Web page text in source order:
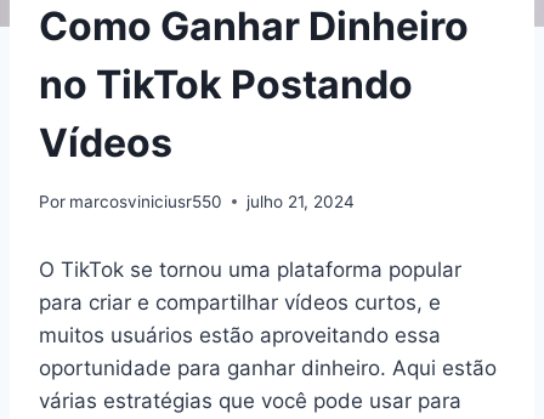
Como Ganhar Dinheiro
no TikTok Postando
Vídeos
Por marcosviniciusr550 julho 21, 2024
O TikTok se tornou uma plataforma popular
para criar e compartilhar vídeos curtos, e
muitos usuários estão aproveitando essa
oportunidade para ganhar dinheiro. Aqui estão
várias estratégias que você pode usar para